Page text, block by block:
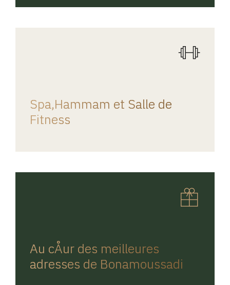
Spa,Hammam et Salle de
Fitness
Au cÅur des meilleures
adresses de Bonamoussadi